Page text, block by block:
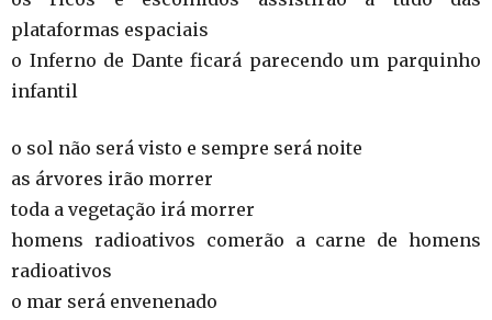
plataformas espaciais
o Inferno de Dante ficará parecendo um parquinho
infantil
o sol não será visto e sempre será noite
as árvores irão morrer
toda a vegetação irá morrer
homens radioativos comerão a carne de homens
radioativos
o mar será envenenado